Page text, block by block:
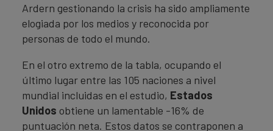
Ardern gestionando la crisis ha sido ampliamente
elogiada por los medios y reconocida por
personas de todo el mundo.
En el otro extremo de la tabla, ocupando el
último lugar entre las 105 naciones a nivel
mundial incluidas en el estudio, Estados
Unidos obtiene un lamentable -16% de
puntuación neta. Estos datos se contraponen a